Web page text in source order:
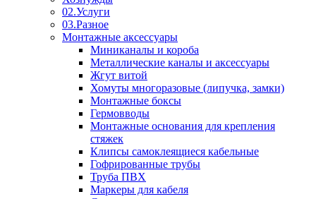
02.Услуги
03.Разное
Монтажные аксессуары
Миниканалы и короба
Металлические каналы и аксессуары
Жгут витой
Хомуты многоразовые (липучка, замки)
Монтажные боксы
Гермовводы
Монтажные основания для крепления
стяжек
Клипсы самоклеящиеся кабельные
Гофрированные трубы
Труба ПВХ
Маркеры для кабеля